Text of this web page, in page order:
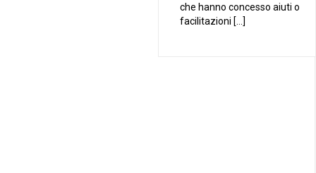
che hanno concesso aiuti o
facilitazioni […]